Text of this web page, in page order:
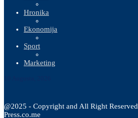
Hronika
Ekonomija
Sport
Marketing
@2025 - Copyright and All Right Reserved
Press.co.me